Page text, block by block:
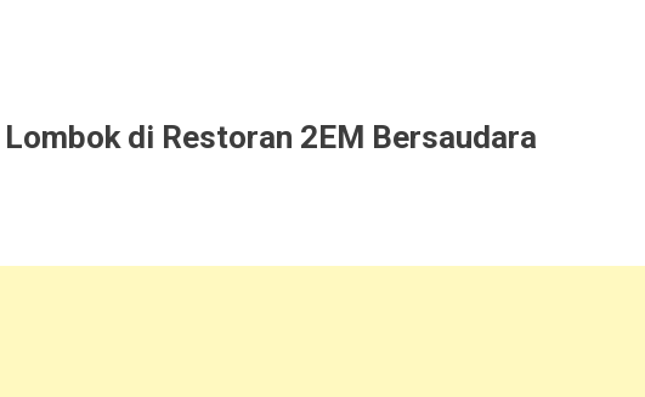
di Restoran 2EM Bersaudara